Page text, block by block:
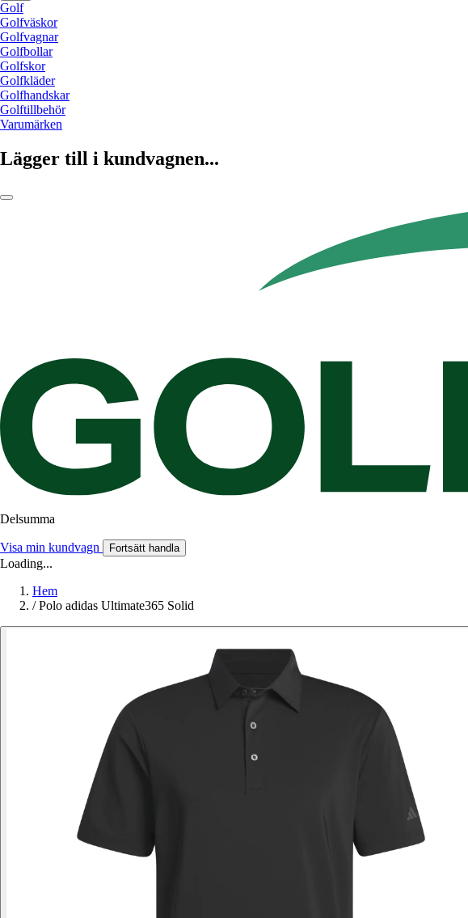
Golf
Golfväskor
Golfvagnar
Golfbollar
Golfskor
Golfkläder
Golfhandskar
Golftillbehör
Varumärken
Lägger till i kundvagnen...
Delsumma
Visa min kundvagn Fortsätt handla
Loading...
Hem
/ Polo adidas Ultimate365 Solid